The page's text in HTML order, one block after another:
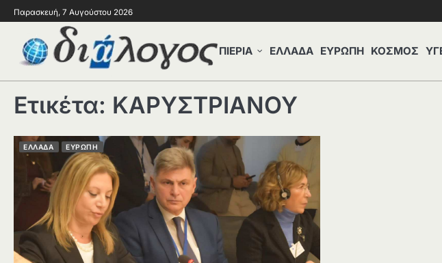
Παρασκευή, 7 Αυγούστου 2026
ΠΙΕΡΙΑ ΕΛΛΑΔΑ ΕΥΡΩΠΗ ΚΟΣΜΟΣ
Ετικέτα: ΚΑΡΥΣΤΡΙΑΝΟΥ
ΕΛΛΑΔΑ ΕΥΡΩΠΗ